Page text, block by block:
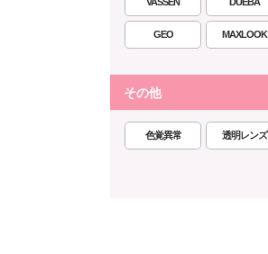
GEO MAXLOOK
その他
色覚異常 透明レンズ